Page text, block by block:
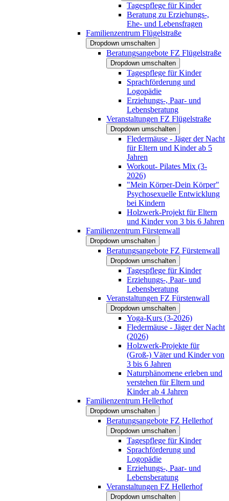
Tagespflege für Kinder
Beratung zu Erziehungs-,
Ehe- und Lebensfragen
Familienzentrum Flügelstraße
Dropdown umschalten
Beratungsangebote FZ Flügelstraße
Dropdown umschalten
Tagespflege für Kinder
Sprachförderung und
Logopädie
Erziehungs-, Paar- und
Lebensberatung
Veranstaltungen FZ Flügelstraße
Dropdown umschalten
Fledermäuse - Jäger der Nacht
für Eltern und Kinder ab 5
Jahren
Workout- Pilates Mix (3-
2026)
"Mein Körper-Dein Körper"
Psychosexuelle Entwicklung
bei Kindern
Holzwerk-Projekt für Eltern
und Kinder von 3 bis 6 Jahren
Familienzentrum Fürstenwall
Dropdown umschalten
Beratungsangebote FZ Fürstenwall
Dropdown umschalten
Tagespflege für Kinder
Erziehungs-, Paar- und
Lebensberatung
Veranstaltungen FZ Fürstenwall
Dropdown umschalten
Yoga-Kurs (3-2026)
Fledermäuse - Jäger der Nacht
(2026)
Holzwerk-Projekte für
(Groß-) Väter und Kinder von
3 bis 6 Jahren
Naturphänomene erleben und
verstehen für Eltern und
Kinder ab 4 Jahren
Familienzentrum Hellerhof
Dropdown umschalten
Beratungsangebote FZ Hellerhof
Dropdown umschalten
Tagespflege für Kinder
Sprachförderung und
Logopädie
Erziehungs-, Paar- und
Lebensberatung
Veranstaltungen FZ Hellerhof
Dropdown umschalten